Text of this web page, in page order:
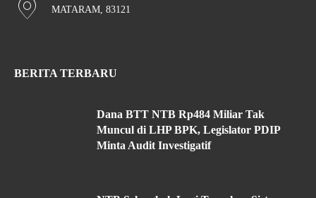
MATARAM, 83121
BERITA TERBARU
Dana BTT NTB Rp484 Miliar Tak
Muncul di LHP BPK, Legislator PDIP
Minta Audit Investigatif